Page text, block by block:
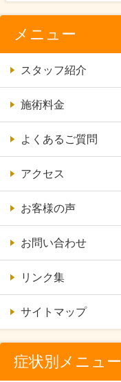
メニュー
スタッフ紹介
施術料金
よくあるご質問
アクセス
お客様の声
お問い合わせ
リンク集
サイトマップ
症状別メニュー